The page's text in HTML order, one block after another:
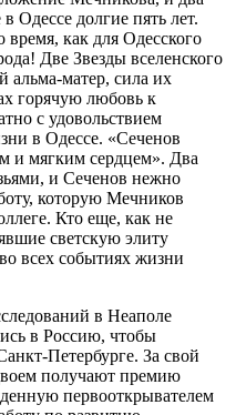
Одессе долгие пять лет.
время, как для Одесского
Две Звезды вселенского
альма-матер, сила их
горячую любовь к
с удовольствием
в Одессе. «Сеченов
и мягким сердцем». Два
и Сеченов нежно
которую Мечников
Кто еще, как не
светскую элиту
всех событиях жизни
в Неаполе
в Россию, чтобы
Петербурге. За свой
получают премию
первооткрывателем